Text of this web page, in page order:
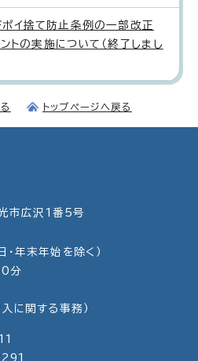
イ捨て防止条例の一部改正
トの実施について（終了しまし
トップページへ戻る
広沢1番5号
年末年始を除く）
分
に関する事務）